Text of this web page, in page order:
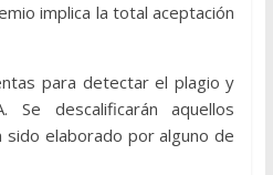
implica la total aceptación
para detectar el plagio y
descalificarán aquellos
elaborado por alguno de